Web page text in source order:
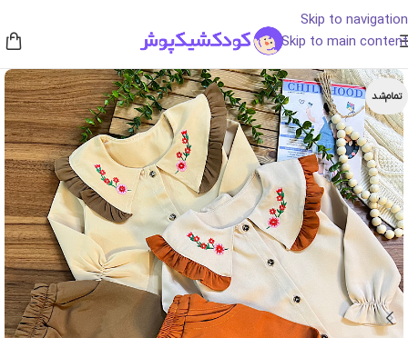
Skip to navigation
Skip to main content
تمام‌شد